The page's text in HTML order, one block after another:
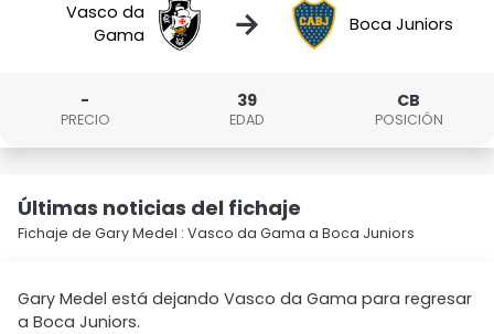
Vasco da
Gama
→ Boca Juniors
-
PRECIO
39
EDAD
CB
POSICIÓN
Últimas noticias del fichaje
Fichaje de Gary Medel : Vasco da Gama a Boca Juniors
Gary Medel está dejando Vasco da Gama para regresar
a Boca Juniors.